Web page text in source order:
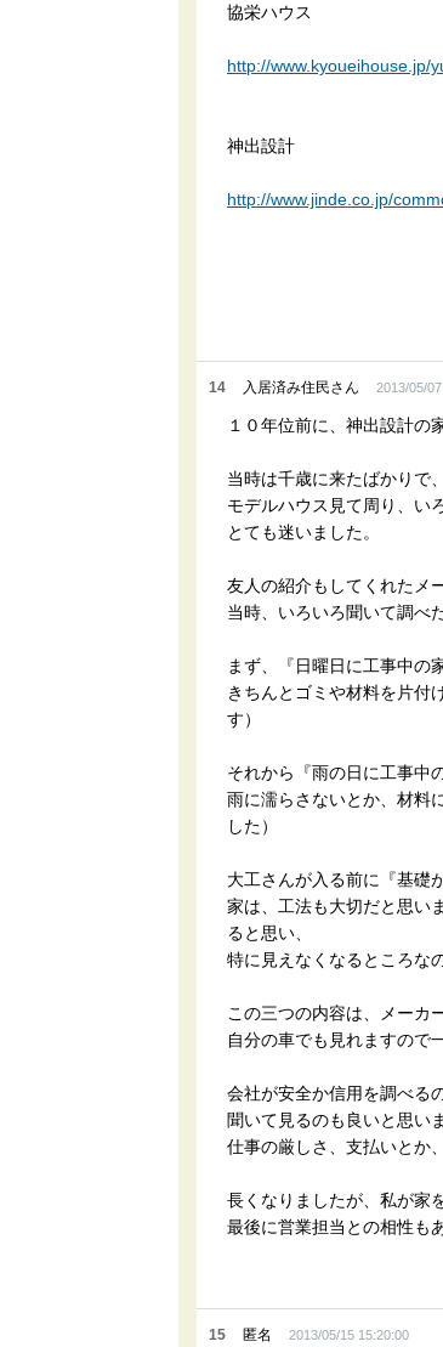
協栄ハウス
http://www.kyoueihouse.jp/
神出設計
http://www.jinde.co.jp/
14 入居済み住民さん 2013/05/07
１０年位前に、神出設計の
当時は千歳に来たばかりで
モデルハウス見て周り、い
とても迷いました。
友人の紹介もしてくれたメ
当時、いろいろ聞いて調べ
まず、『日曜日に工事中の
きちんとゴミや材料を片付
す）
それから『雨の日に工事中
雨に濡らさないとか、材料
した）
大工さんが入る前に『基礎
家は、工法も大切だと思い
ると思い、
特に見えなくなるところな
この三つの内容は、メーカ
自分の車でも見れますので
会社が安全か信用を調べる
聞いて見るのも良いと思い
仕事の厳しさ、支払いとか
長くなりましたが、私が家
最後に営業担当との相性も
15 匿名 2013/05/15 15:20:00